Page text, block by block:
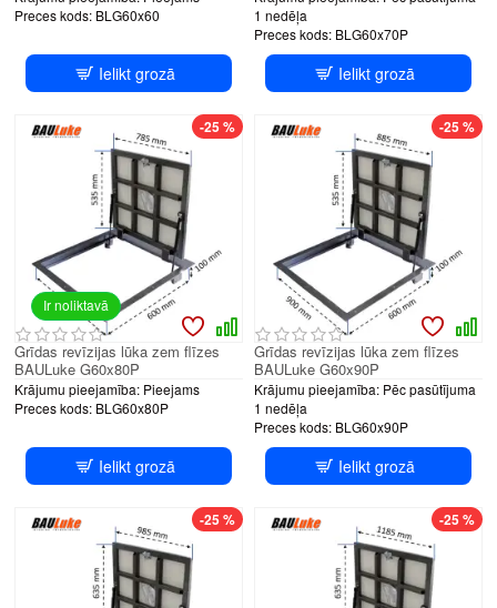
Preces kods: BLG60x60
Ielikt grozā
1 nedēļa
Preces kods: BLG60x70P
Ielikt grozā
Ir noliktavā
-25 %
Krājumu pieejamība: Pieejams
Preces kods: BLG60x80P
Grīdas revīzijas lūka zem flīzes
BAULuke G60x80P
Ielikt grozā
-25 %
Krājumu pieejamība: Pēc pasūtījuma
1 nedēļa
Preces kods: BLG60x90P
Grīdas revīzijas lūka zem flīzes
BAULuke G60x90P
Ielikt grozā
-25 % -25 %